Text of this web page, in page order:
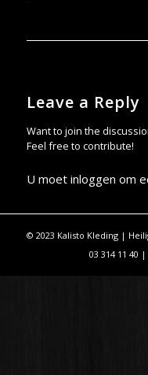
Leave a Reply
Want to join the
Feel free to contribute!
U moet inloggen om
© 2023 Kalisto Kleding |
03 314 11 40